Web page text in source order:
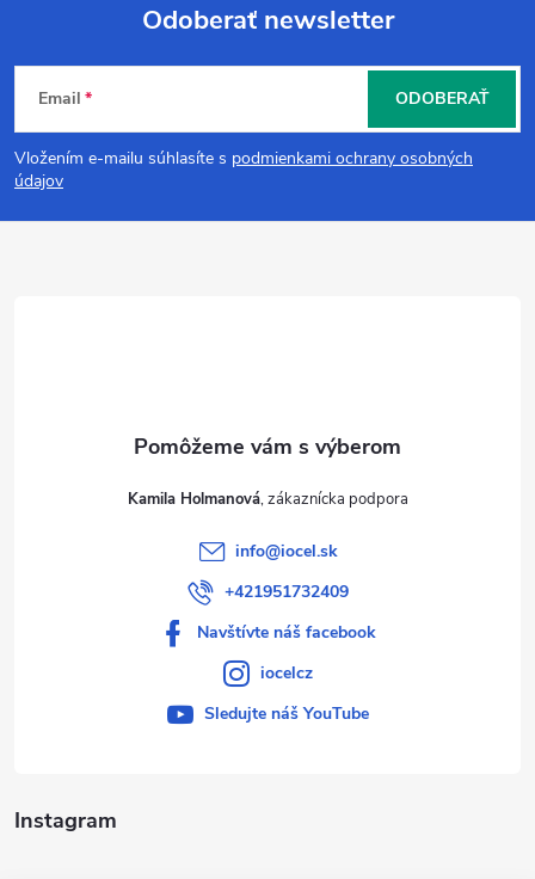
Z
á
p
Odoberať newsletter
Email
Vložením e-mailu súhlasíte s podmienkami ochrany osobných
údajov
ODOBERAŤ
Instagram
Kamila Holmanová
info@iocel.sk
+421951732409
Navštívte náš facebook
iocelcz
Sledujte náš YouTube